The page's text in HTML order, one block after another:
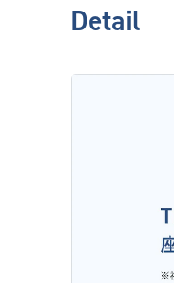
Detail